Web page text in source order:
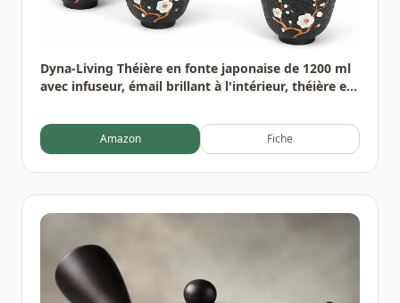
Dyna-Living Théière en fonte japonaise de 1200 ml
avec infuseur, émail brillant à l'intérieur, théière en
en fer pour cuisinière
Amazon Fiche